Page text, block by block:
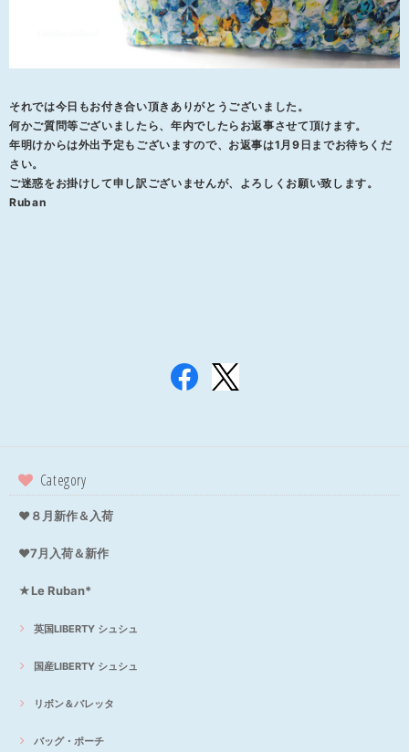
それでは今日もお付き合い頂きありがとうございました。
何かご質問等ございましたら、年内でしたらお返事させて頂けます。
年明けからは外出予定もございますので、お返事は1月9日までお待ちくだ
さい。
ご迷惑をお掛けして申し訳ございませんが、よろしくお願い致します。
Ruban
Category
❤８月新作＆入荷
❤7月入荷＆新作
★Le Ruban*
英国LIBERTY シュシュ
国産LIBERTY シュシュ
リボン＆バレッタ
バッグ・ポーチ